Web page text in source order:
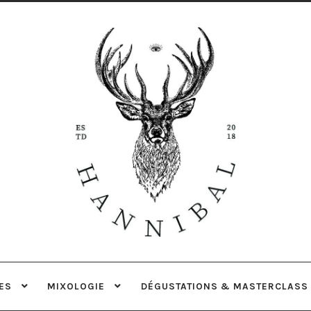
MIXOLOGIE DÉGUSTATIONS & MASTERCLASS